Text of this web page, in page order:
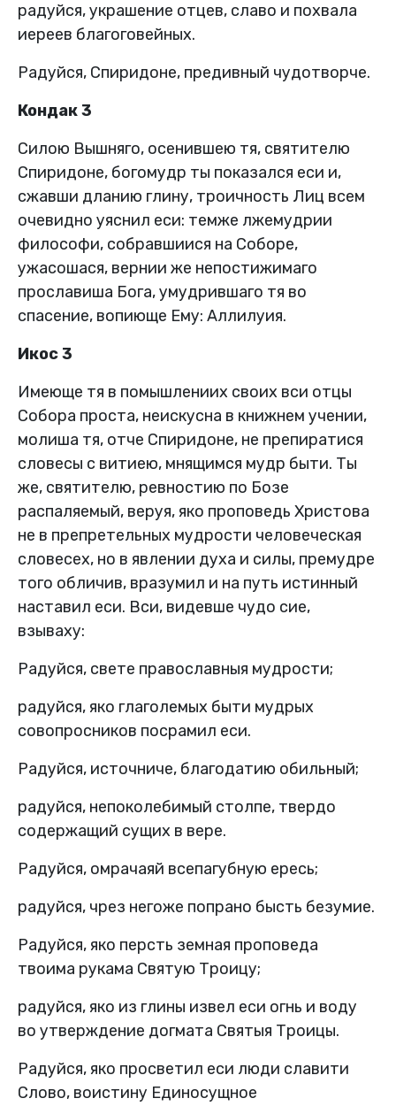
радуйся, украшение отцев, славо и похвала
иереев благоговейных.
Радуйся, Спиридоне, предивный чудотворче.
Кондак 3
Силою Вышняго, осенившею тя, святителю
Спиридоне, богомудр ты показался еси и,
сжавши дланию глину, троичность Лиц всем
очевидно уяснил еси: темже лжемудрии
философи, собравшиися на Соборе,
ужасошася, вернии же непостижимаго
прославиша Бога, умудрившаго тя во
спасение, вопиюще Ему: Аллилуия.
Икос 3
Имеюще тя в помышлениих своих вси отцы
Собора проста, неискусна в книжнем учении,
молиша тя, отче Спиридоне, не препиратися
словесы с витиею, мнящимся мудр быти. Ты
же, святителю, ревностию по Бозе
распаляемый, веруя, яко проповедь Христова
не в препретельных мудрости человеческая
словесех, но в явлении духа и силы, премудре
того обличив, вразумил и на путь истинный
наставил еси. Вси, видевше чудо сие,
взываху:
Радуйся, свете православныя мудрости;
радуйся, яко глаголемых быти мудрых
совопросников посрамил еси.
Радуйся, источниче, благодатию обильный;
радуйся, непоколебимый столпе, твердо
содержащий сущих в вере.
Радуйся, омрачаяй всепагубную ересь;
радуйся, чрез негоже попрано бысть безумие.
Радуйся, яко персть земная проповеда
твоима рукама Святую Троицу;
радуйся, яко из глины извел еси огнь и воду
во утверждение догмата Святыя Троицы.
Радуйся, яко просветил еси люди славити
Слово, воистину Единосущное